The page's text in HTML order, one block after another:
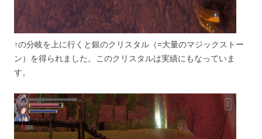
↑の分岐を上に行くと銀のクリスタル（=大量のマジックストー
ン）を得られました。このクリスタルは実績にもなっていま
す。